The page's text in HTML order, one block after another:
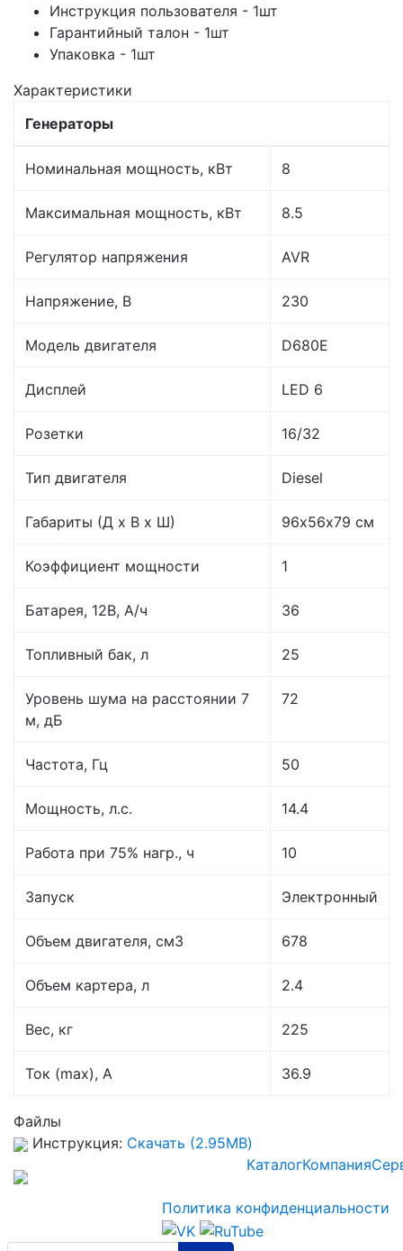
Инструкция пользователя - 1шт
Гарантийный талон - 1шт
Упаковка - 1шт
Характеристики
Генераторы
Номинальная мощность, кВт 8
Максимальная мощность, кВт 8.5
Регулятор напряжения AVR
Напряжение, В 230
Модель двигателя D680E
Дисплей LED 6
Розетки 16/32
Тип двигателя Diesel
Габариты (Д x В x Ш) 96х56х79 см
Коэффициент мощности 1
Батарея, 12B, А/ч 36
Топливный бак, л 25
Уровень шума на расстоянии 7
м, дБ
72
Частота, Гц 50
Мощность, л.с. 14.4
Работа при 75% нагр., ч 10
Запуск Электронный
Объем двигателя, см3 678
Объем картера, л 2.4
Вес, кг 225
Ток (max), A 36.9
Файлы
Инструкция: Скачать (2.95MB)
КаталогКомпания
Политика конфиденциальности